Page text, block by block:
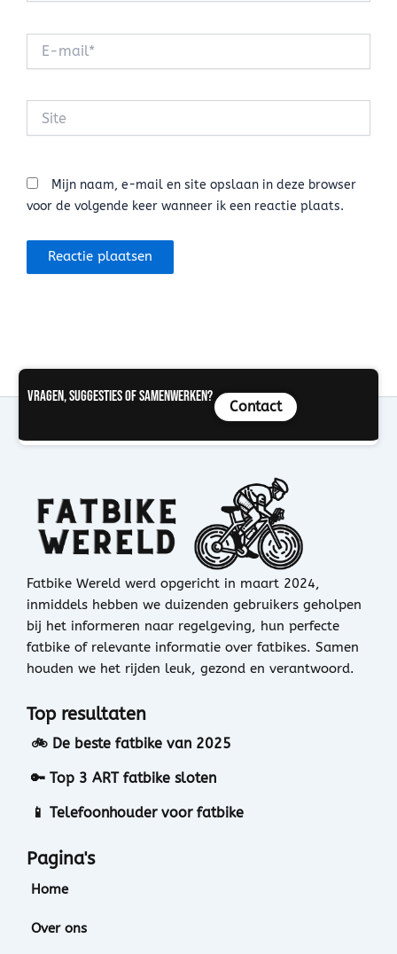
mail*
Mijn naam, e-mail en site opslaan in deze browser
voor de volgende keer wanneer ik een reactie plaats.
Vragen, suggesties of samenwerken?
Contact
Fatbike Wereld werd opgericht in maart 2024,
inmiddels hebben we duizenden gebruikers geholpen
bij het informeren naar regelgeving, hun perfecte
fatbike of relevante informatie over fatbikes. Samen
houden we het rijden leuk, gezond en verantwoord.
Top resultaten
🚲 De beste fatbike van 2025
🔑 Top 3 ART fatbike sloten
📱 Telefoonhouder voor fatbike
Pagina's
Home
Over ons